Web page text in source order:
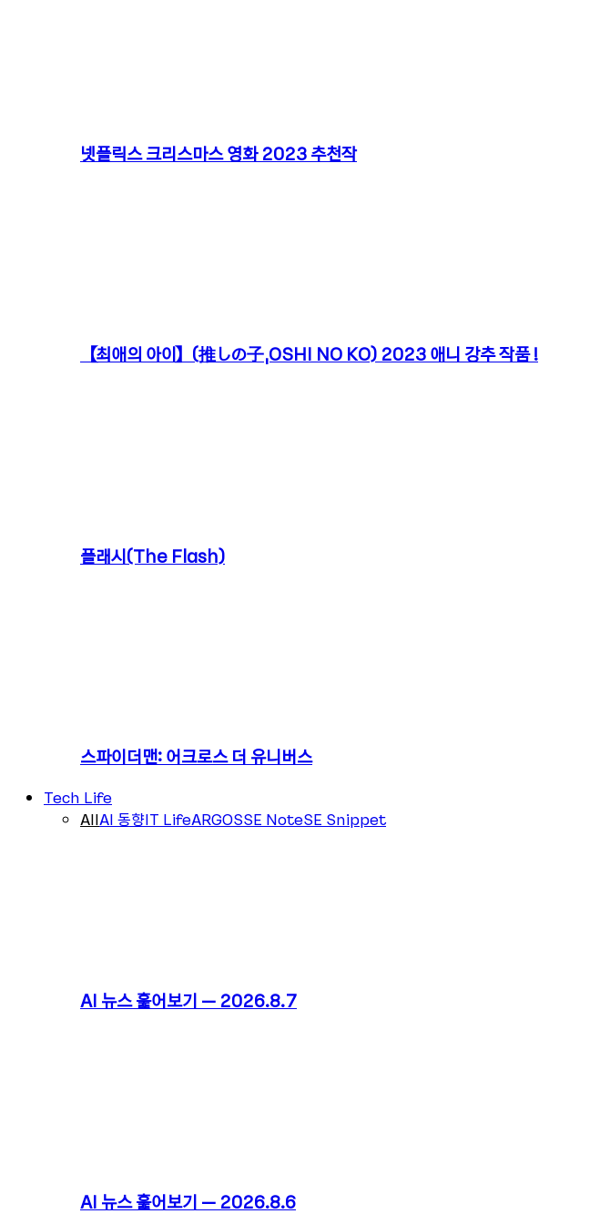
넷플릭스 크리스마스 영화 2023 추천작
【최애의 아이】(推しの子,OSHI NO KO) 2023 애니 강추 작품 !
플래시(The Flash)
스파이더맨: 어크로스 더 유니버스
Tech Life
AllAI 동향IT LifeARGOSSE NoteSE Snippet
AI 뉴스 훑어보기 – 2026.8.7
AI 뉴스 훑어보기 – 2026.8.6